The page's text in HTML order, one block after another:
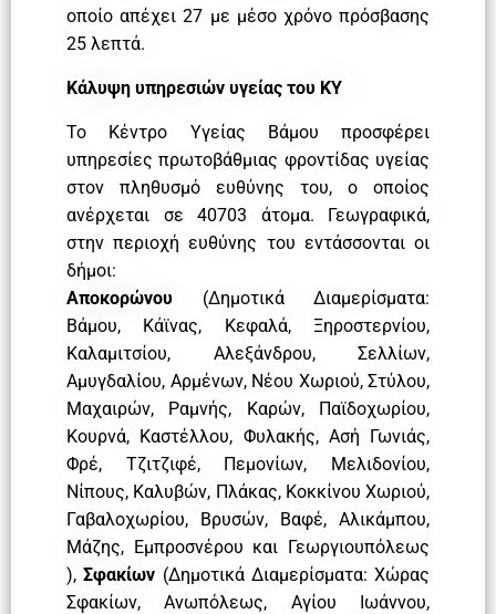
οποίο απέχει 27 με μέσο χρόνο πρόσβασης
25 λεπτά.
Κάλυψη υπηρεσιών υγείας του ΚΥ
Το Κέντρο Υγείας Βάμου προσφέρει
υπηρεσίες πρωτοβάθμιας φροντίδας υγείας
στον πληθυσμό ευθύνης του, ο οποίος
ανέρχεται σε 40703 άτομα. Γεωγραφικά,
στην περιοχή ευθύνης του εντάσσονται οι
δήμοι:
Αποκορώνου (Δημοτικά Διαμερίσματα:
Βάμου, Κάϊνας, Κεφαλά, Ξηροστερνίου,
Καλαμιτσίου, Αλεξάνδρου, Σελλίων,
Αμυγδαλίου, Αρμένων, Νέου Χωριού, Στύλου,
Μαχαιρών, Ραμνής, Καρών, Παϊδοχωρίου,
Κουρνά, Καστέλλου, Φυλακής, Ασή Γωνιάς,
Φρέ, Τζιτζιφέ, Πεμονίων, Μελιδονίου,
Νίπους, Καλυβών, Πλάκας, Κοκκίνου Χωριού,
Γαβαλοχωρίου, Βρυσών, Βαφέ, Αλικάμπου,
Μάζης, Εμπροσνέρου και Γεωργιουπόλεως
),Σφακίων (Δημοτικά Διαμερίσματα: Χώρας
Σφακίων, Ανωπόλεως, Αγίου Ιωάννου,